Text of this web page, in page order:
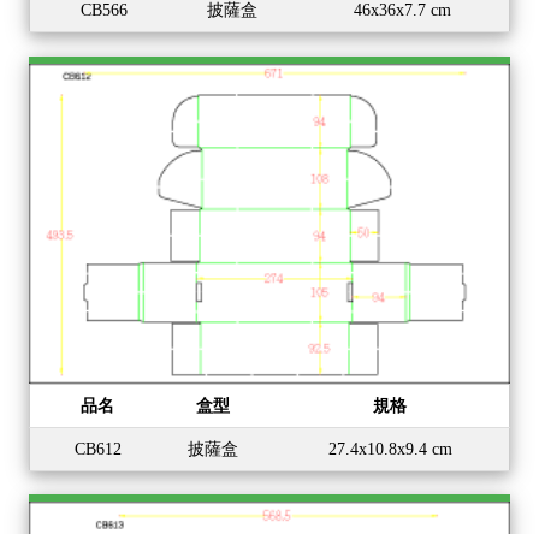
CB566 披薩盒 46x36x7.7 cm
品名 盒型 規格
CB612 披薩盒 27.4x10.8x9.4 cm